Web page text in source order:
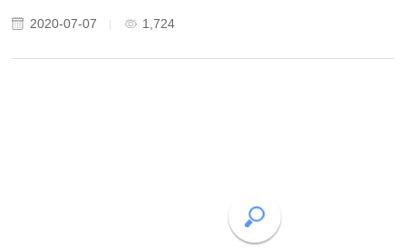
주학생독립운동 장재성, 부끄러운 광주 황광우 작가의 광주
2020-07-07 1,724